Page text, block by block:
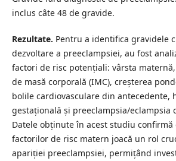
inclus câte 48 de gravide.
Rezultate. Pentru a identifica gravidele
dezvoltare a preeclampsiei, au fost
factori de risc potențiali: vârsta
de masă corporală (IMC), creșterea
bolile cardiovasculare din antecedente,
gestațională și preeclampsia/eclampsia
Datele obținute în acest studiu confirmă
factorilor de risc matern joacă un rol
apariției preeclampsiei, permițând